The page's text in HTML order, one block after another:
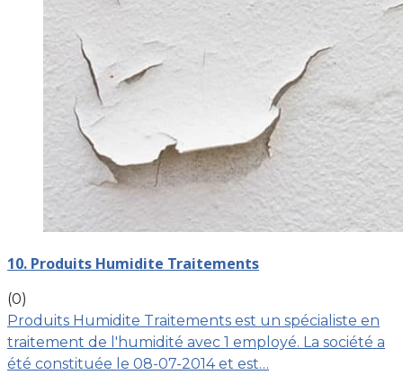
10. Produits Humidite Traitements
(0)
Produits Humidite Traitements est un spécialiste en
traitement de l'humidité avec 1 employé. La société a
été constituée le 08-07-2014 et est…